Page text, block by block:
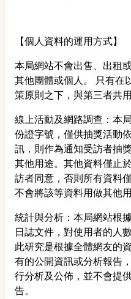
【個人資料的運用方式】
本局網站不會出售、出租
其他團體或個人。 只有在
策原則之下，與第三者共
線上活動及網路調查：本
份證字號，僅供抽獎活動
訊，則作為通知受訪者抽
其他用途。其他資料僅止
訪者同意，否則所有資料
不會將該等資料用做其他用
統計與分析：本局網站根
日誌文件，對使用者的人
此研究是根據全體網友的
有的公開資訊或分析報告
行分析及公佈，並不會提
告。